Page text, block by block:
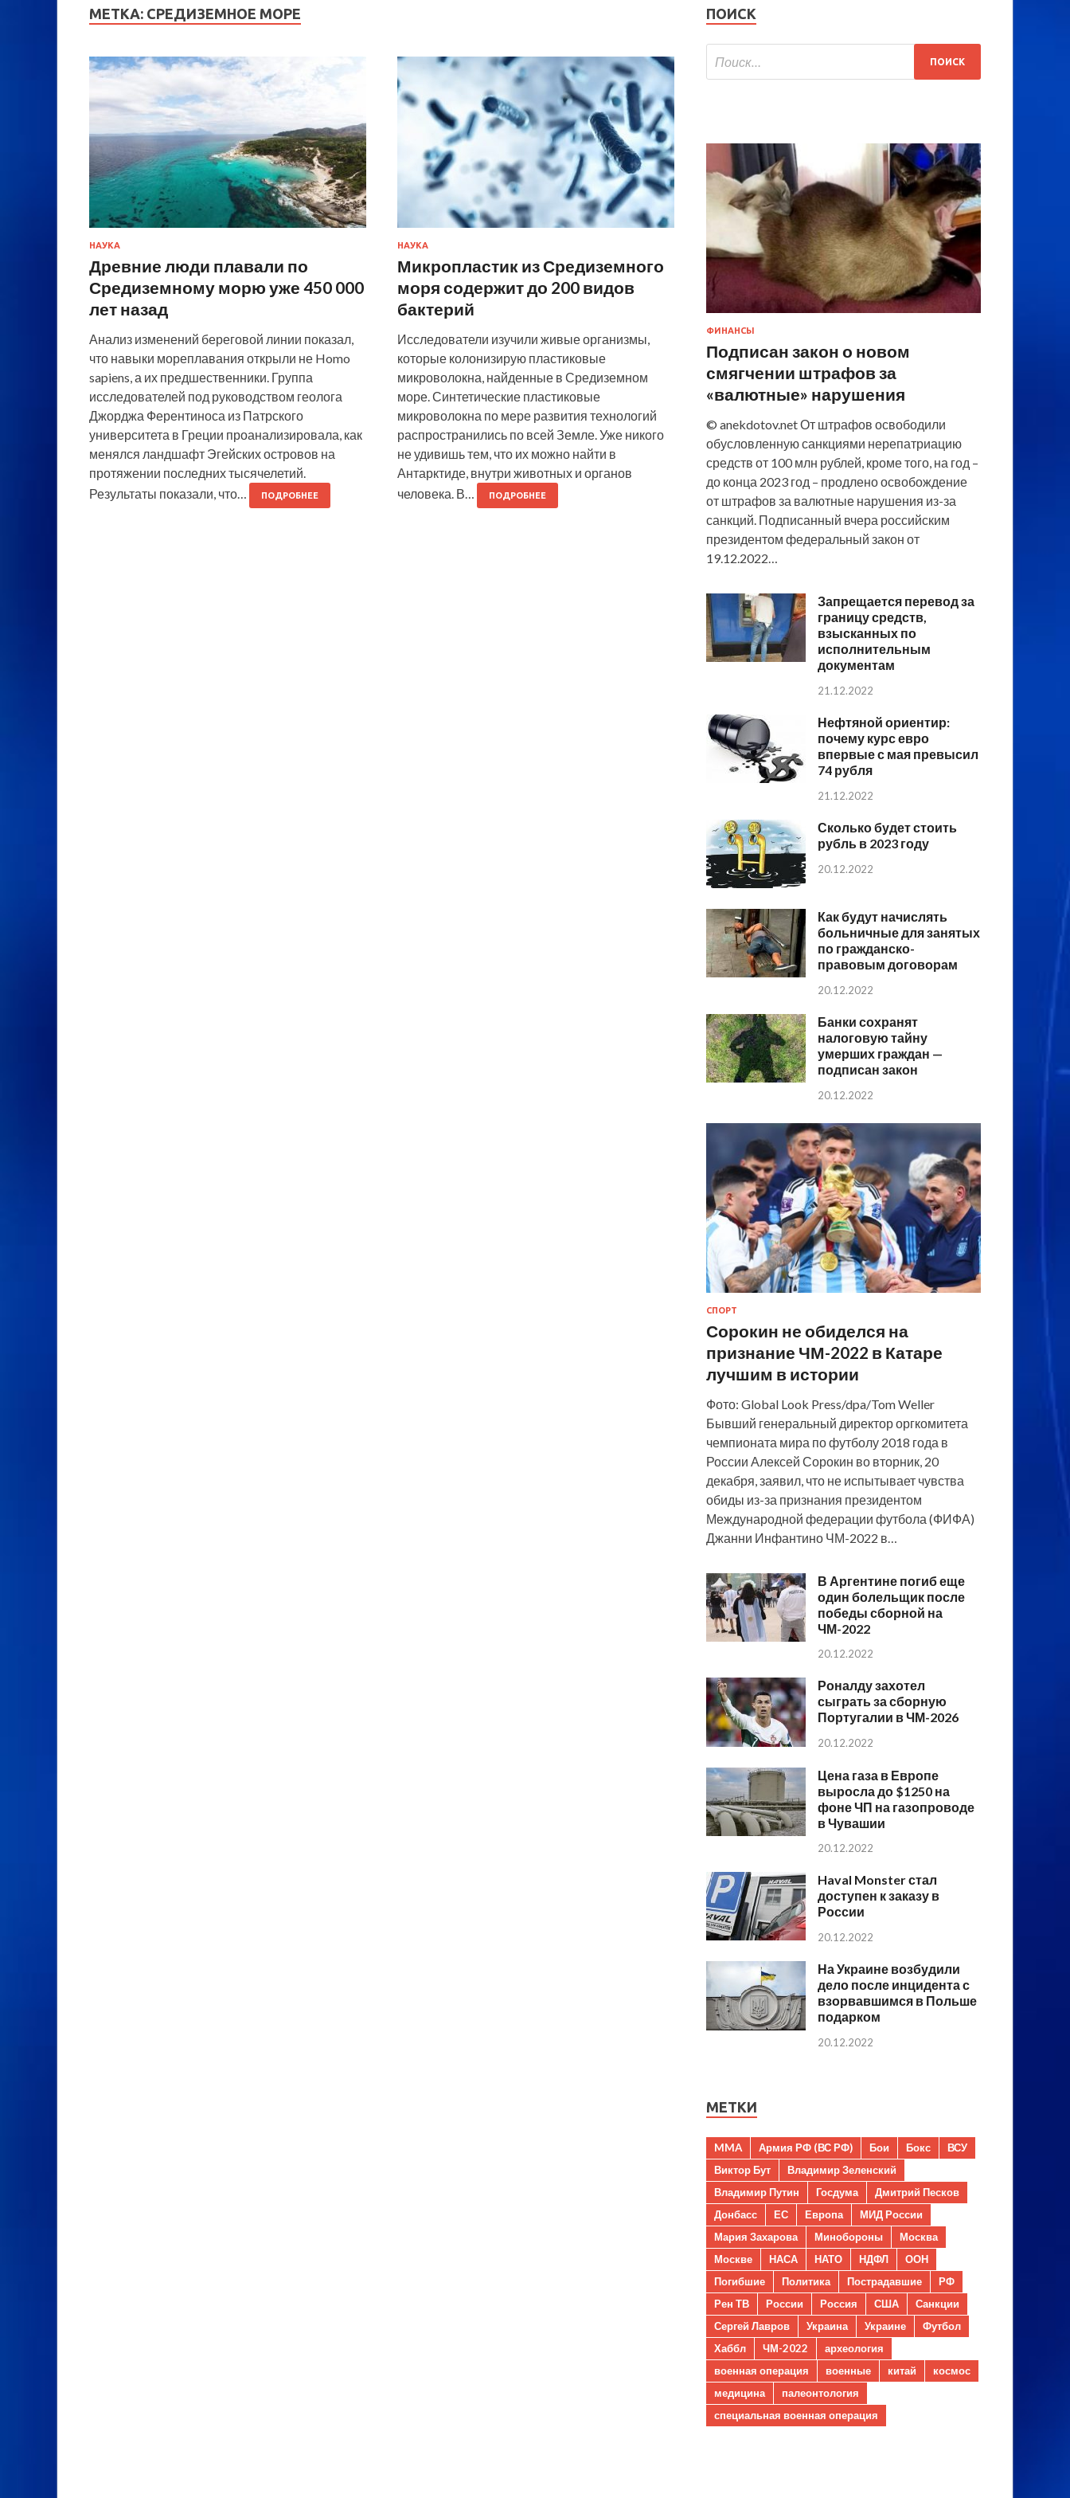
МЕТКА: СРЕДИЗЕМНОЕ МОРЕ
НАУКА
Древние люди плавали по
Средиземному морю уже 450 000
лет назад
Анализ изменений береговой линии показал,
что навыки мореплавания открыли не Homo
sapiens, а их предшественники. Группа
исследователей под руководством геолога
Джорджа Ферентиноса из Патрского
университета в Греции проанализировала, как
менялся ландшафт Эгейских островов на
протяжении последних тысячелетий.
Результаты показали, что…
ПОДРОБНЕЕ
НАУКА
Микропластик из Средиземного
моря содержит до 200 видов
бактерий
Исследователи изучили живые организмы,
которые колонизирую пластиковые
микроволокна, найденные в Средиземном
море. Синтетические пластиковые
микроволокна по мере развития технологий
распространились по всей Земле. Уже никого
не удивишь тем, что их можно найти в
Антарктиде, внутри животных и органов
человека. В…
ПОДРОБНЕЕ
ПОИСК
ФИНАНСЫ
Подписан закон о новом
смягчении штрафов за
«валютные» нарушения
© anekdotov.net От штрафов освободили
обусловленную санкциями нерепатриацию
средств от 100 млн рублей, кроме того, на год –
до конца 2023 год – продлено освобождение
от штрафов за валютные нарушения из-за
санкций. Подписанный вчера российским
президентом федеральный закон от
19.12.2022…
Запрещается перевод за
границу средств,
взысканных по
исполнительным
документам
21.12.2022
Нефтяной ориентир:
почему курс евро
впервые с мая превысил
74 рубля
21.12.2022
Сколько будет стоить
рубль в 2023 году
20.12.2022
Как будут начислять
больничные для занятых
по гражданско-
правовым договорам
20.12.2022
Банки сохранят
налоговую тайну
умерших граждан —
подписан закон
20.12.2022
СПОРТ
Сорокин не обиделся на
признание ЧМ-2022 в Катаре
лучшим в истории
Фото: Global Look Press/dpa/Tom Weller
Бывший генеральный директор оргкомитета
чемпионата мира по футболу 2018 года в
России Алексей Сорокин во вторник, 20
декабря, заявил, что не испытывает чувства
обиды из-за признания президентом
Международной федерации футбола (ФИФА)
Джанни Инфантино ЧМ-2022 в…
В Аргентине погиб еще
один болельщик после
победы сборной на
ЧМ-2022
20.12.2022
Роналду захотел
сыграть за сборную
Португалии в ЧМ-2026
20.12.2022
Цена газа в Европе
выросла до $1250 на
фоне ЧП на газопроводе
в Чувашии
20.12.2022
Haval Monster стал
доступен к заказу в
России
20.12.2022
На Украине возбудили
дело после инцидента с
взорвавшимся в Польше
подарком
20.12.2022
МЕТКИ
MMA Армия РФ (ВС РФ) Бои Бокс
ВСУ
Виктор Бут
Владимир Зеленский
Владимир Путин
Госдума
Дмитрий Песков
Донбасс
ЕС Европа
МИД России
Мария Захарова
Минобороны
Москва
Москве
НАСА НАТО НДФЛ
ООН
Погибшие
Политика Пострадавшие
РФ
Рен ТВ
России Россия США
Санкции
Сергей Лавров
Украина Украине
Футбол
Хаббл
ЧМ-2022
археология
военная операция
военные китай
космос
медицина
палеонтология
специальная военная операция